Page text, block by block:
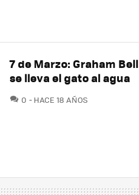
7 de Marzo: Graham Bell
se lleva el gato al agua
0 COMENTARIOS
HACE 18 AÑOS